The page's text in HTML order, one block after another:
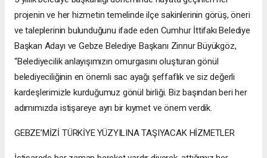
projenin ve her hizmetin temelinde ilçe sakinlerinin görüş, öneri
ve taleplerinin bulunduğunu ifade eden Cumhur İttifakı Belediye
Başkan Adayı ve Gebze Belediye Başkanı Zinnur Büyükgöz,
“Belediyecilik anlayışımızın omurgasını oluşturan gönül
belediyeciliğinin en önemli sac ayağı şeffaflık ve siz değerli
kardeşlerimizle kurduğumuz gönül birliği. Biz başından beri her
adımımızda istişareye ayrı bir kıymet ve önem verdik.
GEBZE’MİZİ TÜRKİYE YÜZYILINA TAŞIYACAK HİZMETLER